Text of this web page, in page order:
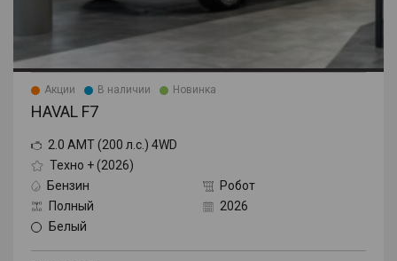
Акции В наличии Новинка
HAVAL F7
2.0 AMT (200 л.с.) 4WD
Техно + (2026)
Бензин
Робот
Полный
2026
Белый